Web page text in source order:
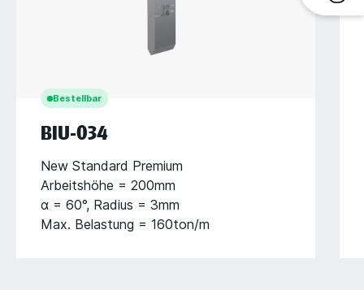
Bestellbar
BIU-034
New Standard Premium
Arbeitshöhe = 200mm
α = 60°, Radius = 3mm
Max. Belastung = 160ton/m